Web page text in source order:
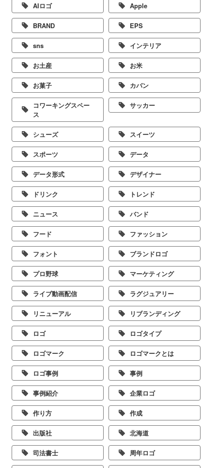
AIロゴ Apple
BRAND EPS
sns インテリア
お土産 お米
お菓子 カバン
コワーキングスペー
ス
サッカー
シューズ スイーツ
スポーツ データ
データ形式 デザイナー
ドリンク トレンド
ニュース バンド
フード ファッション
フォント ブランドロゴ
プロ野球 マーケティング
ライブ動画配信 ラグジュアリー
リニューアル リブランディング
ロゴ ロゴタイプ
ロゴマーク ロゴマークとは
ロゴ事例 事例
事例紹介 企業ロゴ
作り方 作成
出版社 北海道
司法書士 周年ロゴ